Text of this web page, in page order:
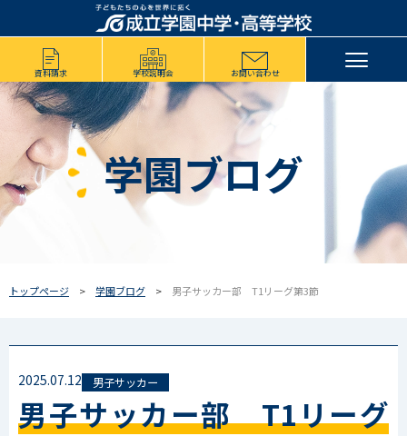
資料請求 学校説明会 お問い合わせ
学園ブログ
トップページ 学園ブログ 男子サッカー部 T1リーグ第3節
2025.07.12 男子サッカー
男子サッカー部 T1リーグ